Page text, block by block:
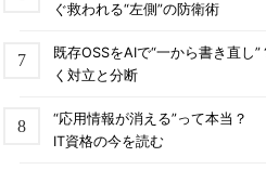
ぐ救われる“左側”の防衛術
既存OSSをAIで“一から書き直
く対立と分断
“応用情報が消える”って本当？
IT資格の今を読む